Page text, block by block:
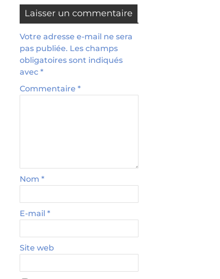
Laisser un commentaire
Votre adresse e-mail ne sera
pas publiée. Les champs
obligatoires sont indiqués
avec *
Commentaire *
Nom *
E-mail *
Site web